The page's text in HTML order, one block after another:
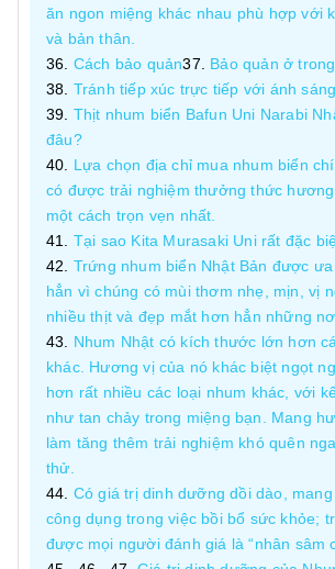
ăn ngon miệng khác nhau phù hợp với
và bản thân.
Cách bảo quản
Bảo quản ở
Tránh tiếp xúc trực tiếp với ánh
Thịt nhum biển Bafun Uni Narabi
đâu?
Lựa chọn địa chỉ mua nhum biển
có được trải nghiệm thưởng thức
một cách trọn vẹn nhất.
Tại sao Kita Murasaki Uni rất đặc
Trứng nhum biển Nhật Bản được
hẳn vì chúng có mùi thơm nhẹ, mịn, vị
nhiều thịt và đẹp mắt hơn hẳn những
Nhum Nhật có kích thước lớn hơn
khác. Hương vị của nó khác biệt ngọt
hơn rất nhiều các loại nhum khác, với
như tan chảy trong miệng bạn. Mang
làm tăng thêm trải nghiệm khó quên
thử.
Có giá trị dinh dưỡng dồi dào,
công dụng trong việc bồi bổ sức khỏe;
được mọi người đánh giá là “nhân sâm